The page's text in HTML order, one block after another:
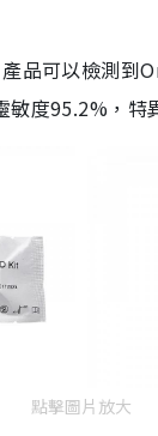
品可以檢測
度95.2%，特
點擊圖片放大